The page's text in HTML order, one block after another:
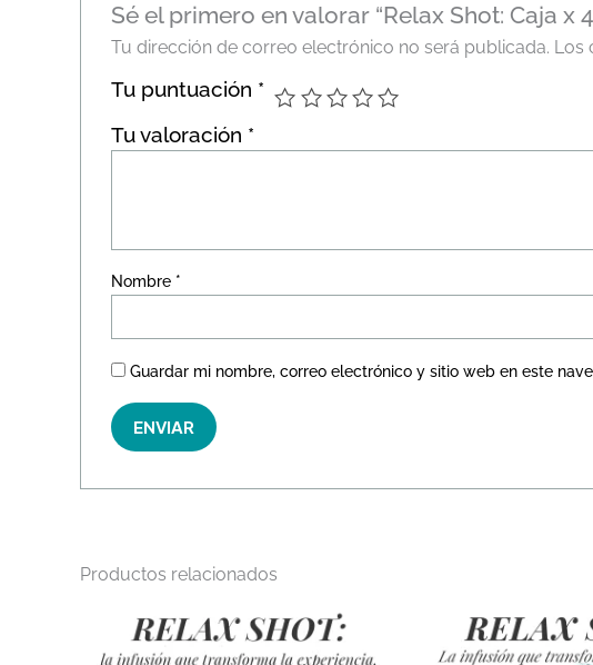
Sé el primero en valorar “Relax Shot: Caja x
Tu dirección de correo electrónico no será publicada. Los
Tu puntuación *
Tu valoración *
Nombre *
Guardar mi nombre, correo electrónico y sitio web en este
Productos relacionados